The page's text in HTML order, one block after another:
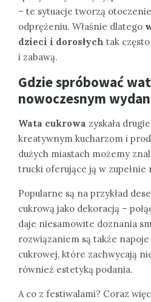
– te sytuacje tworzą
odprężeniu. Właśnie dlatego
dzieci i dorosłych tak
i zabawą.
Gdzie spróbować
nowoczesnym
Wata cukrowa zyskała
kreatywnym kucharzom i
dużych miastach możemy
trucki oferujące ją w zupełnie
Popularne są na przykład
cukrową jako dekoracją –
daje niesamowite doznania
rozwiązaniem są także
cukrowej, które zachwycają
również estetyką podania.
A co z festiwalami? Coraz